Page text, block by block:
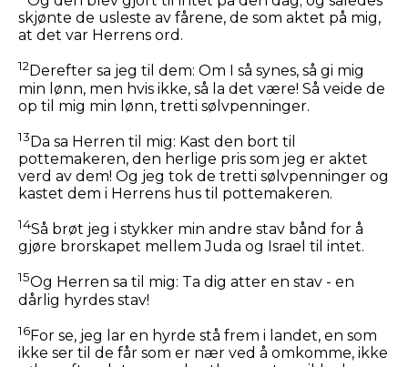
skjønte de usleste av fårene, de som aktet på mig,
at det var Herrens ord.
12Derefter sa jeg til dem: Om I så synes, så gi mig
min lønn, men hvis ikke, så la det være! Så veide de
op til mig min lønn, tretti sølvpenninger.
13Da sa Herren til mig: Kast den bort til
pottemakeren, den herlige pris som jeg er aktet
verd av dem! Og jeg tok de tretti sølvpenninger og
kastet dem i Herrens hus til pottemakeren.
14Så brøt jeg i stykker min andre stav bånd for å
gjøre brorskapet mellem Juda og Israel til intet.
15Og Herren sa til mig: Ta dig atter en stav - en
dårlig hyrdes stav!
16For se, jeg lar en hyrde stå frem i landet, en som
ikke ser til de får som er nær ved å omkomme, ikke